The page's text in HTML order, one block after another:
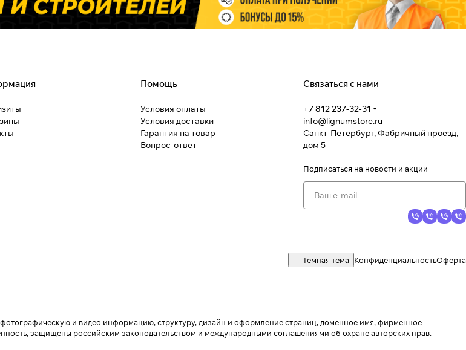
Помощь
Условия оплаты
Условия доставки
Гарантия на товар
Вопрос-ответ
Связаться с нами
+7 812 237-32-31
info@lignumstore.ru
Санкт-Петербург, Фабричный проезд,
дом 5
Подписаться на новости и акции
Темная тема КонфиденциальностьОферта
и видео информацию, структуру, дизайн и оформление страниц, доменное имя, фирменное
защищены российским законодательством и международными соглашениями об охране авторских прав.